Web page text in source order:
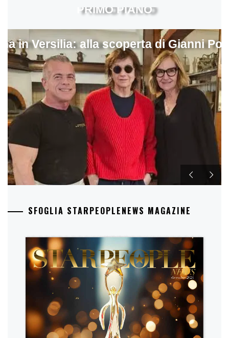
in Versilia: alla scoperta di Gianni
PRIMO PIANO
SFOGLIA STARPEOPLENEWS MAGAZINE